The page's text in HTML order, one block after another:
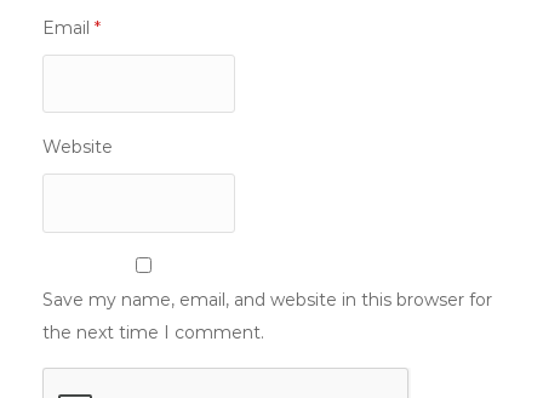
Email *
Website
Save my name, email, and website in this browser for
the next time I comment.